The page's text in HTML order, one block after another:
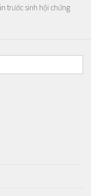
trước sinh hội chứng